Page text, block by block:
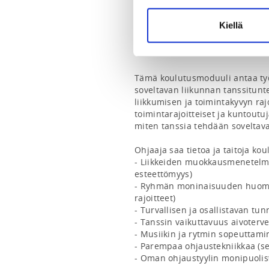
Kiellä
anna.tuomola@dancesport.fi
Tämä koulutusmoduuli antaa
soveltavan liikunnan
liikkumisen ja toimintakyvyn
toimintarajoitteiset ja
miten tanssia tehdään
Ohjaaja saa tietoa ja taitoja
- Liikkeiden
esteettömyys)
- Ryhmän moninaisuuden
rajoitteet)
- Turvallisen ja osallistavan
- Tanssin vaikuttavuus
- Musiikin ja rytmin
- Parempaa ohjaustekniikkaa
- Oman ohjaustyylin